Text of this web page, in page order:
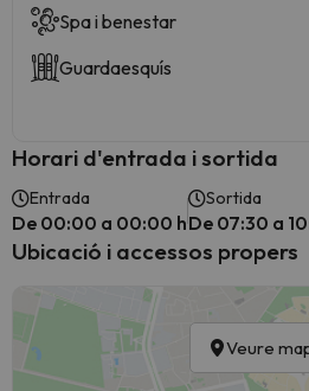
Spa i benestar
Guardaesquís
Horari d'entrada i sortida
Entrada
De 00:00 a 00:00 h
Sortida
De 07:30 a
Ubicació i accessos propers
Veure